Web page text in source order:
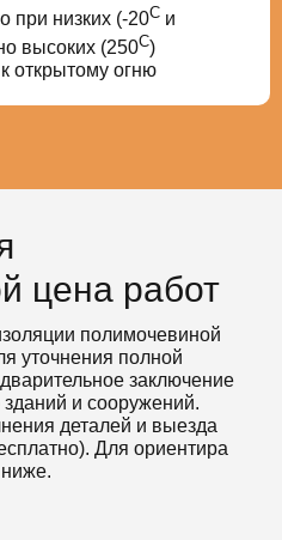
при низких (-20С и
высоких (250С)
открытому огню
цена работ
полимочевиной
уточнения полной
заключение
и сооружений.
деталей и выезда
Для ориентира